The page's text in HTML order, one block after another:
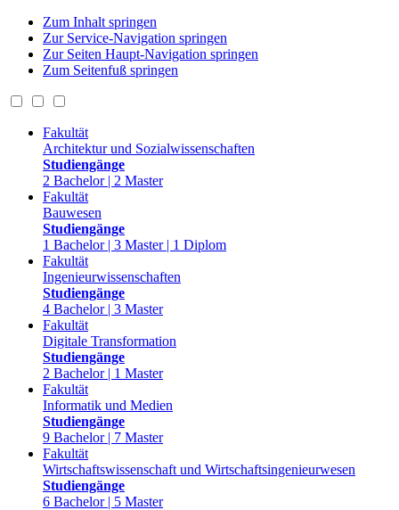
Zum Inhalt springen
Zur Service-Navigation springen
Zur Seiten Haupt-Navigation springen
Zum Seitenfuß springen
Fakultät
Architektur und Sozialwissenschaften
Studiengänge
2 Bachelor | 2 Master
Fakultät
Bauwesen
Studiengänge
1 Bachelor | 3 Master | 1 Diplom
Fakultät
Ingenieurwissenschaften
Studiengänge
4 Bachelor | 3 Master
Fakultät
Digitale Transformation
Studiengänge
2 Bachelor | 1 Master
Fakultät
Informatik und Medien
Studiengänge
9 Bachelor | 7 Master
Fakultät
Wirtschaftswissenschaft und Wirtschaftsingenieurwesen
Studiengänge
6 Bachelor | 5 Master